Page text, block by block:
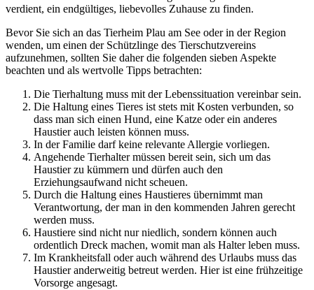
verdient, ein endgültiges, liebevolles Zuhause zu finden.
Bevor Sie sich an das Tierheim Plau am See oder in der Region
wenden, um einen der Schützlinge des Tierschutzvereins
aufzunehmen, sollten Sie daher die folgenden sieben Aspekte
beachten und als wertvolle Tipps betrachten:
Die Tierhaltung muss mit der Lebenssituation vereinbar sein.
Die Haltung eines Tieres ist stets mit Kosten verbunden, so
dass man sich einen Hund, eine Katze oder ein anderes
Haustier auch leisten können muss.
In der Familie darf keine relevante Allergie vorliegen.
Angehende Tierhalter müssen bereit sein, sich um das
Haustier zu kümmern und dürfen auch den
Erziehungsaufwand nicht scheuen.
Durch die Haltung eines Haustieres übernimmt man
Verantwortung, der man in den kommenden Jahren gerecht
werden muss.
Haustiere sind nicht nur niedlich, sondern können auch
ordentlich Dreck machen, womit man als Halter leben muss.
Im Krankheitsfall oder auch während des Urlaubs muss das
Haustier anderweitig betreut werden. Hier ist eine frühzeitige
Vorsorge angesagt.